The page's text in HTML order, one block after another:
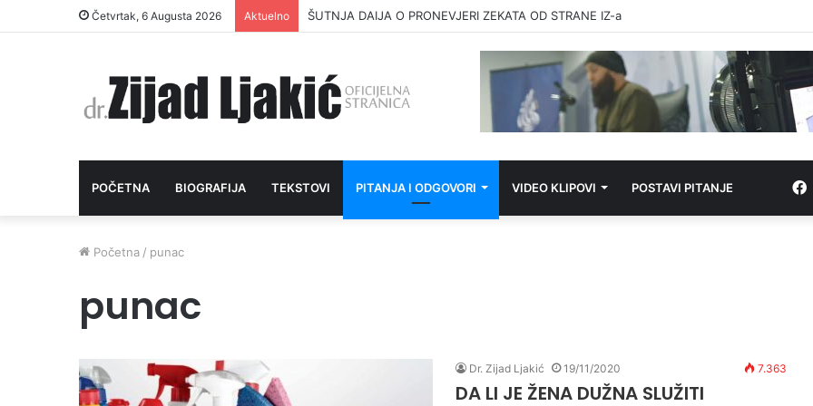
Četvrtak, 6 Augusta 2026 Aktuelno ŠUTNJA DAIJA O PRONEVJERI ZEKATA OD STRANE IZ-a
POČETNA BIOGRAFIJA TEKSTOVI PITANJA I ODGOVORI VIDEO KLIPOVI POSTAVI PITANJE
Početna / punac
punac
Dr. Zijad Ljakić 19/11/2020 7.363
DA LI JE ŽENA DUŽNA SLUŽITI